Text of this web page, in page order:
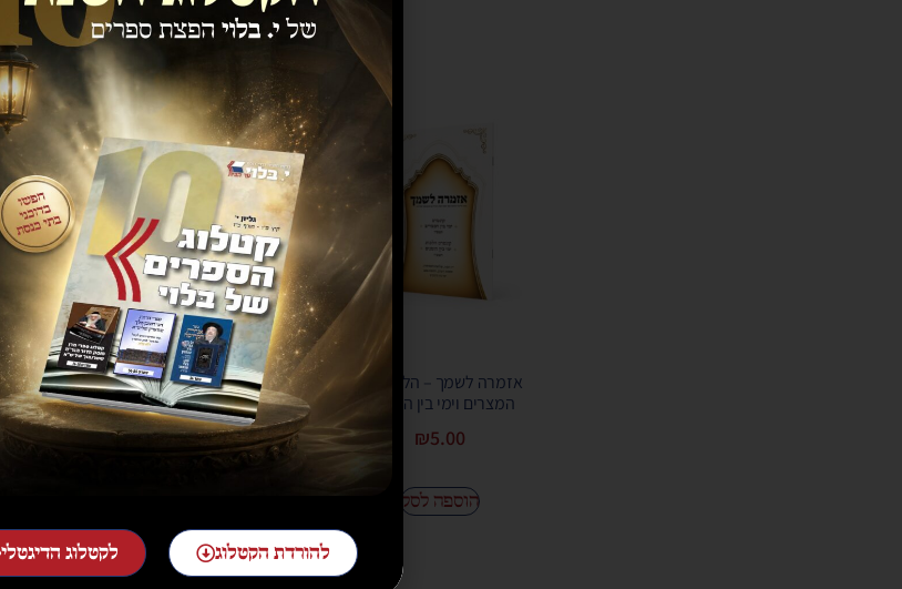
אזמרה לשמך – הלכות בין
המצרים וימי בין הזמנים
₪5.00
הוספה לסל
מבצע!
הררי קדם רשימות שיעורים –
בין המצרים
₪20.00
₪10.00
להורדת הקטלוג לקטלוג הדיגטלי